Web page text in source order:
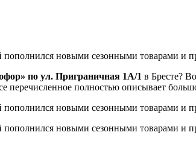
по ул. Приграничная 1А/1 в Бресте?
перечисленное полностью описывает